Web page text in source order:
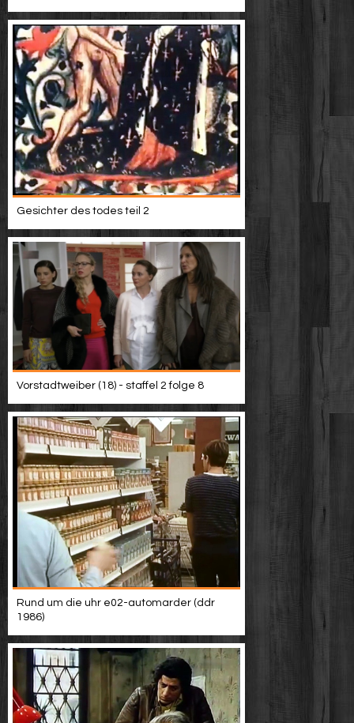
Gesichter des todes teil 2
Vorstadtweiber (18) - staffel 2 folge 8
Rund um die uhr e02-automarder (ddr
1986)